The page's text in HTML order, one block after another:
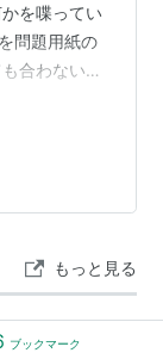
を喋ってい
問題用紙の
合わない。
解けな
て話してき
言ったんだ
筆で地図に
話…
もっと見る
ブックマーク